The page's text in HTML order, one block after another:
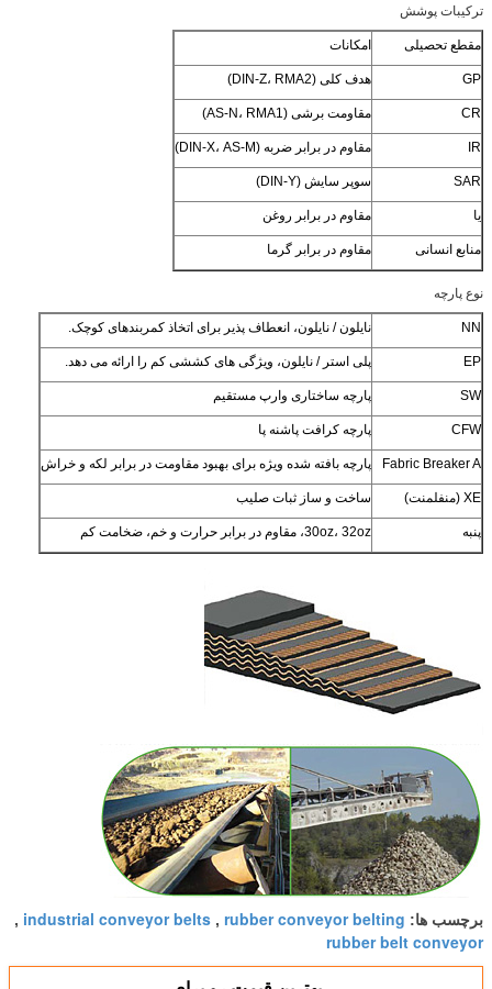
ترکیبات پوشش
مقطع تحصیلی امکانات
GP هدف کلی (DIN-Z، RMA2)
CR مقاومت برشی (AS-N، RMA1)
IR مقاوم در برابر ضربه (DIN-X، AS-M)
SAR سوپر سایش (DIN-Y)
یا مقاوم در برابر روغن
منابع انسانی مقاوم در برابر گرما
نوع پارچه
NN نایلون / نایلون، انعطاف پذیر برای اتخاذ کمربندهای کوچک.
EP پلی استر / نایلون، ویژگی های کششی کم را ارائه می دهد.
SW پارچه ساختاری وارپ مستقیم
CFW پارچه کرافت پاشنه پا
Fabric Breaker A پارچه بافته شده ویژه برای بهبود مقاومت در برابر لکه و خراش
XE (منفلمنت) ساخت و ساز ثبات صلیب
پنبه 30oz، 32oz، مقاوم در برابر حرارت و خم، ضخامت کم
برچسب ها: rubber conveyor belting
,
industrial conveyor belts
,
rubber belt conveyor